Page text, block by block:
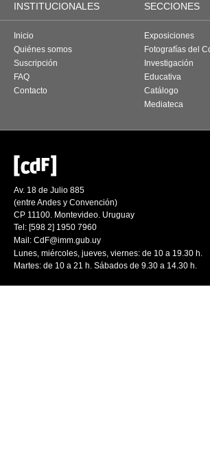
INSTITUCIONALES SECCIONES
Inicio
Quiénes somos
Suscripción
FAQ
Contacto
Exposiciones
Fotografías del
Investigación
Educativa
Catálogo
Mediateca
Av. 18 de Julio 885
(entre Andes y Convención)
CP 11100. Montevideo. Uruguay
Tel: [598 2] 1950 7960
Mail: CdF@imm.gub.uy
Lunes, miércoles, jueves, viernes: de 10 a 19.30 h.
Martes: de 10 a 21 h. Sábados de 9.30 a 14.30 h.